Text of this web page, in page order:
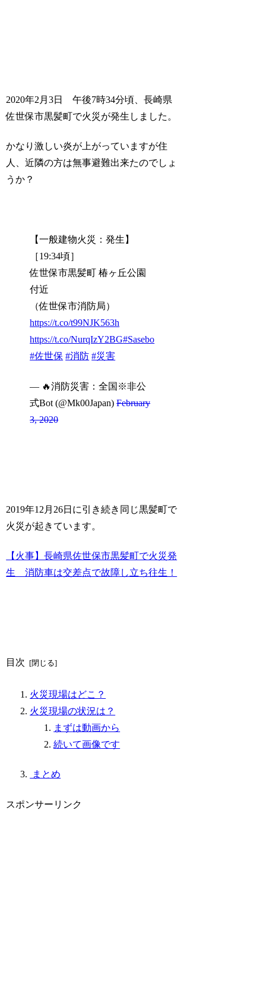
2020年2月3日 午後7時34分頃、長崎県
佐世保市黒髪町で火災が発生しました。
かなり激しい炎が上がっていますが住
人、近隣の方は無事避難出来たのでしょ
うか？
【一般建物火災：発生】
［19:34頃］
佐世保市黒髪町 椿ヶ丘公園
付近
（佐世保市消防局）
https://t.co/t99NJK563h
https://t.co/NurqIzY2BG#Sasebo
#佐世保 #消防 #災害
— 🔥消防災害：全国※非公
式Bot (@Mk00Japan)February
3, 2020
2019年12月26日に引き続き同じ黒髪町で
火災が起きています。
【火事】長崎県佐世保市黒髪町で火災発
生 消防車は交差点で故障し立ち往生！
目次
火災現場はどこ？
火災現場の状況は？
まずは動画から
続いて画像です
まとめ
スポンサーリンク